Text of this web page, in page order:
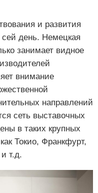
и развития
сей день. Немецкая
занимает видное
внимание
направлений
сеть выставочных
в таких крупных
Токио, Франкфурт,
т.д.